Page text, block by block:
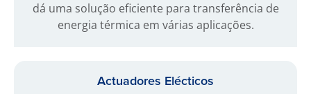
dá uma solução eficiente para transferência de
energia térmica em várias aplicações.
Actuadores Elécticos